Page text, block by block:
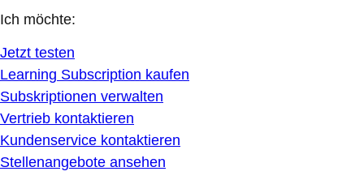
Ich möchte:
Jetzt testen
Learning Subscription kaufen
Subskriptionen verwalten
Vertrieb kontaktieren
Kundenservice kontaktieren
Stellenangebote ansehen